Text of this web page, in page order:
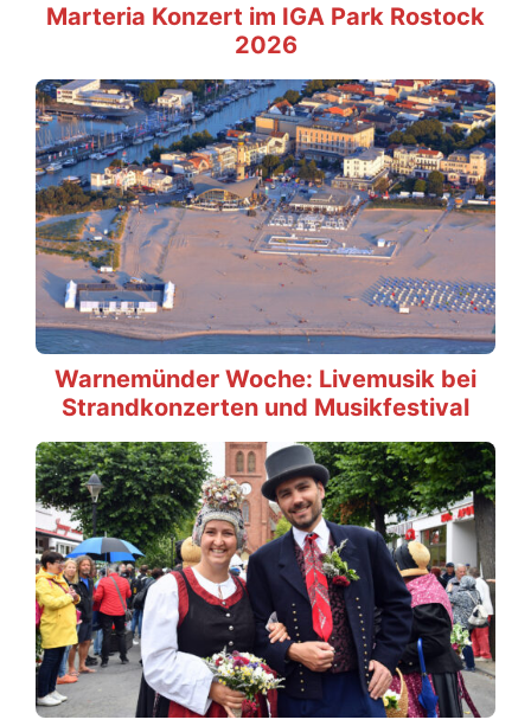
Marteria Konzert im IGA Park Rostock
2026
Warnemünder Woche: Livemusik bei
Strandkonzerten und Musikfestival